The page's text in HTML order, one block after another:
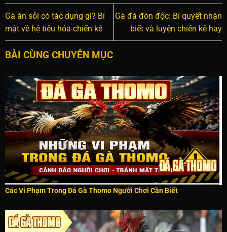
Gà ăn sỏi có tác dụng gì? Bí
mật về hệ tiêu hóa chiến kê
Gà đá đòn độc: Bí quyết nhận
biết và luyện chiến kê hay
BÀI CÙNG CHUYÊN MỤC
Các Vi Phạm Trong Đá Gà Thomo Người Chơi Cần Biết